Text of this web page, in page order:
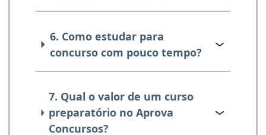
6. Como estudar para
concurso com pouco tempo?
7. Qual o valor de um curso
preparatório no Aprova
Concursos?